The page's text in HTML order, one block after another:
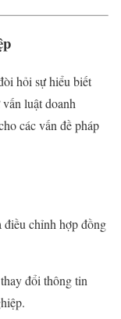
hỏi sự hiểu biết
luật doanh
các vấn đề pháp
điều chỉnh hợp đồng
đổi thông tin